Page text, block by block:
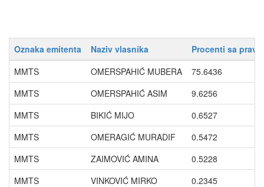
Oznaka emitenta Naziv vlasnika
Procenti sa
MMTS
OMERSPAHIĆ MUBERA
75.6436
MMTS
OMERSPAHIĆ ASIM
9.6256
MMTS
BIKIĆ MIJO
0.6527
MMTS
OMERAGIĆ MURADIF
0.5472
MMTS
ZAIMOVIĆ AMINA
0.5228
MMTS
VINKOVIĆ MIRKO
0.2345